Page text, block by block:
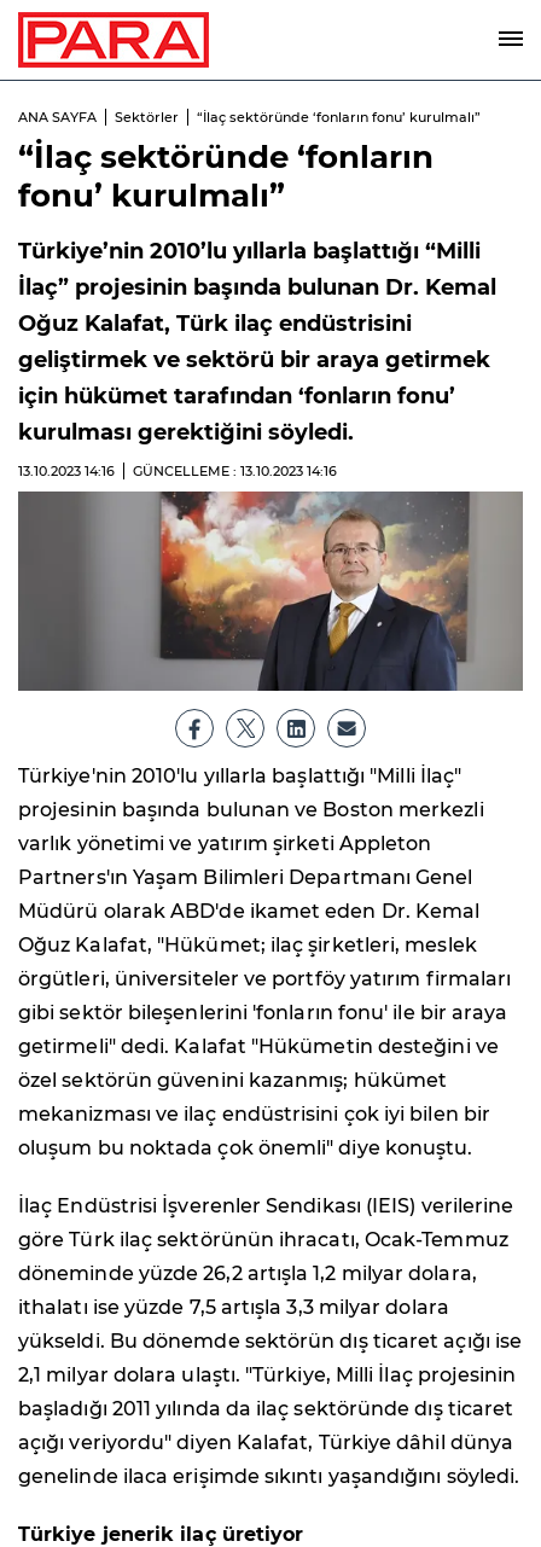
ANA SAYFA Sektörler “İlaç sektöründe ‘fonların fonu’ kurulmalı”
“İlaç sektöründe ‘fonların
fonu’ kurulmalı”
Türkiye’nin 2010’lu yıllarla başlattığı “Milli
İlaç” projesinin başında bulunan Dr. Kemal
Oğuz Kalafat, Türk ilaç endüstrisini
geliştirmek ve sektörü bir araya getirmek
için hükümet tarafından ‘fonların fonu’
kurulması gerektiğini söyledi.
13.10.2023 14:16 GÜNCELLEME : 13.10.2023 14:16
Türkiye'nin 2010'lu yıllarla başlattığı "Milli İlaç"
projesinin başında bulunan ve Boston merkezli
varlık yönetimi ve yatırım şirketi Appleton
Partners'ın Yaşam Bilimleri Departmanı Genel
Müdürü olarak ABD'de ikamet eden Dr. Kemal
Oğuz Kalafat, "Hükümet; ilaç şirketleri, meslek
örgütleri, üniversiteler ve portföy yatırım firmaları
gibi sektör bileşenlerini 'fonların fonu' ile bir araya
getirmeli" dedi. Kalafat "Hükümetin desteğini ve
özel sektörün güvenini kazanmış; hükümet
mekanizması ve ilaç endüstrisini çok iyi bilen bir
oluşum bu noktada çok önemli" diye konuştu.
İlaç Endüstrisi İşverenler Sendikası (IEIS) verilerine
göre Türk ilaç sektörünün ihracatı, Ocak-Temmuz
döneminde yüzde 26,2 artışla 1,2 milyar dolara,
ithalatı ise yüzde 7,5 artışla 3,3 milyar dolara
yükseldi. Bu dönemde sektörün dış ticaret açığı ise
2,1 milyar dolara ulaştı. "Türkiye, Milli İlaç projesinin
başladığı 2011 yılında da ilaç sektöründe dış ticaret
açığı veriyordu" diyen Kalafat, Türkiye dâhil dünya
genelinde ilaca erişimde sıkıntı yaşandığını söyledi.
Türkiye jenerik ilaç üretiyor